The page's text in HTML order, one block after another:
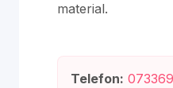
material.
Telefon: